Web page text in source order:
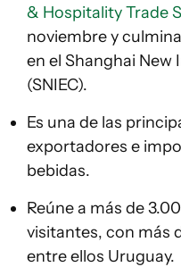
& Hospitality Trade
noviembre y
en el Shanghai
(SNIEC).
Es una de las
exportadores e
bebidas.
Reúne a más de
visitantes, con más
entre ellos Uruguay.